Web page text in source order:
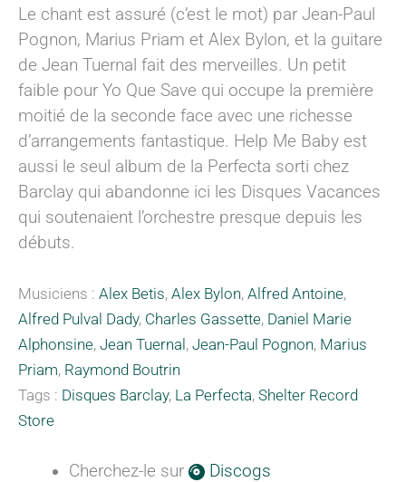
Le chant est assuré (c’est le mot) par Jean-Paul
Pognon, Marius Priam et Alex Bylon, et la guitare
de Jean Tuernal fait des merveilles. Un petit
faible pour Yo Que Save qui occupe la première
moitié de la seconde face avec une richesse
d’arrangements fantastique. Help Me Baby est
aussi le seul album de la Perfecta sorti chez
Barclay qui abandonne ici les Disques Vacances
qui soutenaient l’orchestre presque depuis les
débuts.
Musiciens : Alex Betis, Alex Bylon, Alfred Antoine,
Alfred Pulval Dady, Charles Gassette, Daniel Marie
Alphonsine, Jean Tuernal , Jean-Paul Pognon, Marius
Priam, Raymond Boutrin
Tags : Disques Barclay, La Perfecta, Shelter Record
Store
Cherchez-le sur
Discogs